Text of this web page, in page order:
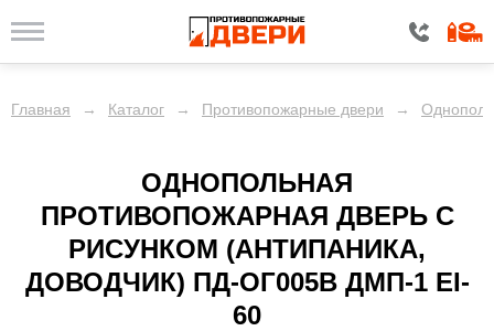
Главная → Каталог → Противопожарные двери →
ОДНОПОЛЬНАЯ
ПРОТИВОПОЖАРНАЯ ДВЕРЬ С
РИСУНКОМ (АНТИПАНИКА,
ДОВОДЧИК) ПД-ОГ005B ДМП-1 EI-
60